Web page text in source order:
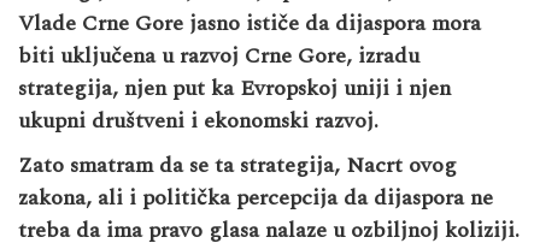
Vlade Crne Gore jasno ističe da dijaspora mora
biti uključena u razvoj Crne Gore, izradu
strategija, njen put ka Evropskoj uniji i njen
ukupni društveni i ekonomski razvoj.
Zato smatram da se ta strategija, Nacrt ovog
zakona, ali i politička percepcija da dijaspora ne
treba da ima pravo glasa nalaze u ozbiljnoj koliziji.